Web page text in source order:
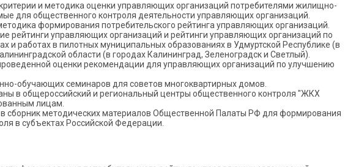
и методика оценки управляющих организаций потребителями жилищно-
для общественного контроля деятельности управляющих организаций.
формирования потребительского рейтинга управляющих организаций.
рейтинги управляющих организаций и рейтинги управляющих организаций по
и работах в пилотных муниципальных образованиях в Удмуртской Республике (в
области (в городах Калининград, Зеленоградск и Светлый).
оценки рекомендации для управляющих организаций по улучшению
обучающих семинаров для советов многоквартирных домов.
в общероссийский и региональный центры общественного контроля "ЖКХ
лицам.
сборник методических материалов Общественной Палаты РФ для формирования
в субъектах Российской Федерации.